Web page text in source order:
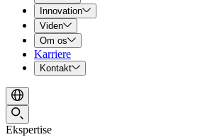
Innovation
Viden
Om os
Karriere
Kontakt
Ekspertise